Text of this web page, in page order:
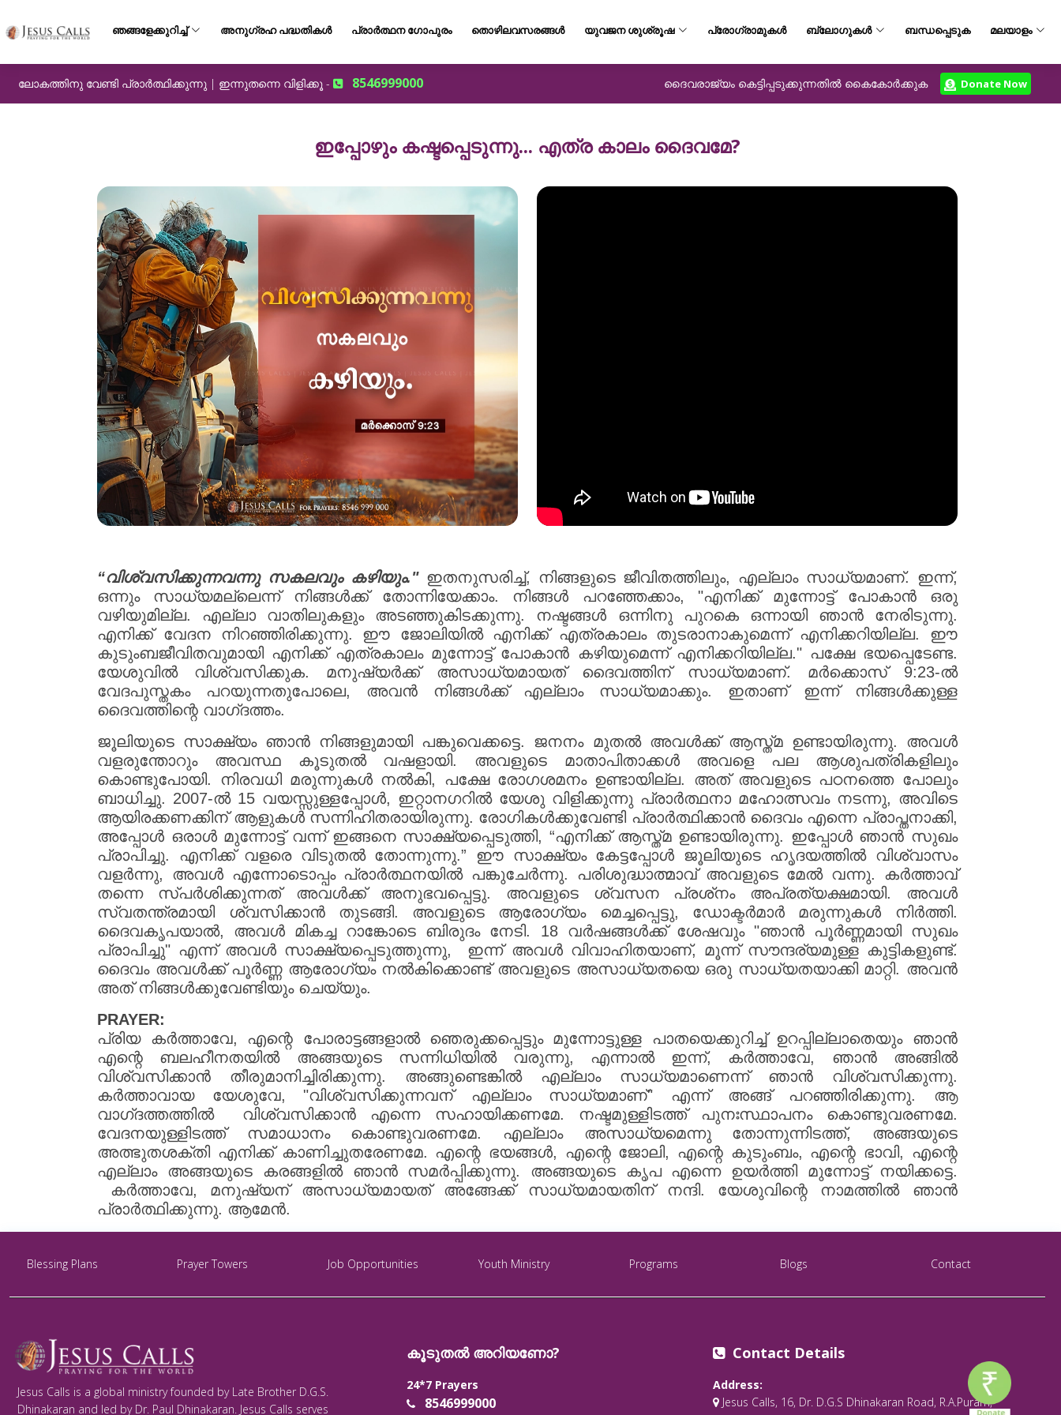
ഞങ്ങളേക്കുറിച്ച് അനുഗ്രഹ പദ്ധതികൾ പ്രാർത്ഥന ഗോപുരം തൊഴിലവസരങ്ങൾ യുവജന ശുശ്രൂഷ പ്രോഗ്രാമുകൾ ബ്ലോഗുകൾ ബന്ധപ്പെടുക മലയാളം
ലോകത്തിനു വേണ്ടി പ്രാർത്ഥിക്കുന്നു | ഇന്നുതന്നെ വിളിക്കൂ - 8546999000 ദൈവരാജ്യം കെട്ടിപ്പടുക്കുന്നതിൽ കൈകോർക്കുക Donate Now
ഇപ്പോഴും കഷ്ടപ്പെടുന്നു... എത്ര കാലം ദൈവമേ?
“വിശ്വസിക്കുന്നവന്നു സകലവും കഴിയും."ഇതനുസരിച്ച്, നിങ്ങളുടെ ജീവിതത്തിലും, എല്ലാം സാധ്യമാണ്. ഇന്ന്,
ഒന്നും സാധ്യമല്ലെന്ന് നിങ്ങൾക്ക് തോന്നിയേക്കാം. നിങ്ങൾ പറഞ്ഞേക്കാം, "എനിക്ക് മുന്നോട്ട് പോകാൻ ഒരു
വഴിയുമില്ല. എല്ലാ വാതിലുകളും അടഞ്ഞുകിടക്കുന്നു. നഷ്ടങ്ങൾ ഒന്നിനു പുറകെ ഒന്നായി ഞാൻ നേരിടുന്നു.
എനിക്ക് വേദന നിറഞ്ഞിരിക്കുന്നു. ഈ ജോലിയിൽ എനിക്ക് എത്രകാലം തുടരാനാകുമെന്ന് എനിക്കറിയില്ല. ഈ
കുടുംബജീവിതവുമായി എനിക്ക് എത്രകാലം മുന്നോട്ട് പോകാൻ കഴിയുമെന്ന് എനിക്കറിയില്ല." പക്ഷേ ഭയപ്പെടേണ്ട.
യേശുവിൽ വിശ്വസിക്കുക. മനുഷ്യർക്ക് അസാധ്യമായത് ദൈവത്തിന് സാധ്യമാണ്. മർക്കൊസ് 9:23-ൽ
വേദപുസ്തകം പറയുന്നതുപോലെ, അവൻ നിങ്ങൾക്ക് എല്ലാം സാധ്യമാക്കും. ഇതാണ് ഇന്ന് നിങ്ങൾക്കുള്ള
ദൈവത്തിന്റെ വാഗ്‌ദത്തം.
ജൂലിയുടെ സാക്ഷ്യം ഞാൻ നിങ്ങളുമായി പങ്കുവെക്കട്ടെ. ജനനം മുതൽ അവൾക്ക് ആസ്ത്മ ഉണ്ടായിരുന്നു. അവൾ
വളരുന്തോറും അവസ്ഥ കൂടുതൽ വഷളായി. അവളുടെ മാതാപിതാക്കൾ അവളെ പല ആശുപത്രികളിലും
കൊണ്ടുപോയി. നിരവധി മരുന്നുകൾ നൽകി, പക്ഷേ രോഗശമനം ഉണ്ടായില്ല. അത് അവളുടെ പഠനത്തെ പോലും
ബാധിച്ചു. 2007-ൽ 15 വയസ്സുള്ളപ്പോൾ, ഇറ്റാനഗറിൽ യേശു വിളിക്കുന്നു പ്രാർത്ഥനാ മഹോത്സവം നടന്നു, അവിടെ
ആയിരക്കണക്കിന് ആളുകൾ സന്നിഹിതരായിരുന്നു. രോഗികൾക്കുവേണ്ടി പ്രാർത്ഥിക്കാൻ ദൈവം എന്നെ പ്രാപ്തനാക്കി,
അപ്പോൾ ഒരാൾ മുന്നോട്ട് വന്ന് ഇങ്ങനെ സാക്ഷ്യപ്പെടുത്തി, “എനിക്ക് ആസ്ത്മ ഉണ്ടായിരുന്നു. ഇപ്പോൾ ഞാൻ സുഖം
പ്രാപിച്ചു. എനിക്ക് വളരെ വിടുതൽ തോന്നുന്നു.” ഈ സാക്ഷ്യം കേട്ടപ്പോൾ ജൂലിയുടെ ഹൃദയത്തിൽ വിശ്വാസം
വളർന്നു, അവൾ എന്നോടൊപ്പം പ്രാർത്ഥനയിൽ പങ്കുചേർന്നു. പരിശുദ്ധാത്മാവ് അവളുടെ മേൽ വന്നു. കർത്താവ്
തന്നെ സ്പർശിക്കുന്നത് അവൾക്ക് അനുഭവപ്പെട്ടു. അവളുടെ ശ്വസന പ്രശ്‌നം അപ്രത്യക്ഷമായി. അവൾ
സ്വതന്ത്രമായി ശ്വസിക്കാൻ തുടങ്ങി. അവളുടെ ആരോഗ്യം മെച്ചപ്പെട്ടു, ഡോക്ടർമാർ മരുന്നുകൾ നിർത്തി.
ദൈവകൃപയാൽ, അവൾ മികച്ച റാങ്കോടെ ബിരുദം നേടി. 18 വർഷങ്ങൾക്ക് ശേഷവും "ഞാൻ പൂർണ്ണമായി സുഖം
പ്രാപിച്ചു" എന്ന് അവൾ സാക്ഷ്യപ്പെടുത്തുന്നു, ഇന്ന് അവൾ വിവാഹിതയാണ്, മൂന്ന് സൗന്ദര്യമുള്ള കുട്ടികളുണ്ട്.
ദൈവം അവൾക്ക് പൂർണ്ണ ആരോഗ്യം നൽകിക്കൊണ്ട് അവളുടെ അസാധ്യതയെ ഒരു സാധ്യതയാക്കി മാറ്റി. അവൻ
അത് നിങ്ങൾക്കുവേണ്ടിയും ചെയ്യും.
PRAYER:
പ്രിയ കർത്താവേ, എന്റെ പോരാട്ടങ്ങളാൽ ഞെരുക്കപ്പെട്ടും മുന്നോട്ടുള്ള പാതയെക്കുറിച്ച് ഉറപ്പില്ലാതെയും ഞാൻ
എന്റെ ബലഹീനതയിൽ അങ്ങയുടെ സന്നിധിയിൽ വരുന്നു, എന്നാൽ ഇന്ന്, കർത്താവേ, ഞാൻ അങ്ങിൽ
വിശ്വസിക്കാൻ തീരുമാനിച്ചിരിക്കുന്നു. അങ്ങുണ്ടെങ്കിൽ എല്ലാം സാധ്യമാണെന്ന് ഞാൻ വിശ്വസിക്കുന്നു.
കർത്താവായ യേശുവേ, "വിശ്വസിക്കുന്നവന് എല്ലാം സാധ്യമാണ്" എന്ന് അങ്ങ് പറഞ്ഞിരിക്കുന്നു. ആ
വാഗ്‌ദത്തത്തിൽ വിശ്വസിക്കാൻ എന്നെ സഹായിക്കണമേ. നഷ്ടമുള്ളിടത്ത് പുനഃസ്ഥാപനം കൊണ്ടുവരണമേ.
വേദനയുള്ളിടത്ത് സമാധാനം കൊണ്ടുവരണമേ. എല്ലാം അസാധ്യമെന്നു തോന്നുന്നിടത്ത്, അങ്ങയുടെ
അത്ഭുതശക്തി എനിക്ക് കാണിച്ചുതരേണമേ. എന്റെ ഭയങ്ങൾ, എന്റെ ജോലി, എന്റെ കുടുംബം, എന്റെ ഭാവി, എന്റെ
എല്ലാം അങ്ങയുടെ കരങ്ങളിൽ ഞാൻ സമർപ്പിക്കുന്നു. അങ്ങയുടെ കൃപ എന്നെ ഉയർത്തി മുന്നോട്ട് നയിക്കട്ടെ.
കർത്താവേ, മനുഷ്യന് അസാധ്യമായത് അങ്ങേക്ക് സാധ്യമായതിന് നന്ദി. യേശുവിന്റെ നാമത്തിൽ ഞാൻ
പ്രാർത്ഥിക്കുന്നു. ആമേൻ.
Blessing Plans Prayer Towers Job Opportunities Youth Ministry Programs Blogs Contact
Jesus Calls is a global ministry founded by Late Brother D.G.S.
Dhinakaran and led by Dr. Paul Dhinakaran. Jesus Calls serves
കൂടുതൽ അറിയണോ?
24*7 Prayers
8546999000
Contact Details
Address:
Jesus Calls, 16, Dr. D.G.S Dhinakaran Road, R.A.Puram,